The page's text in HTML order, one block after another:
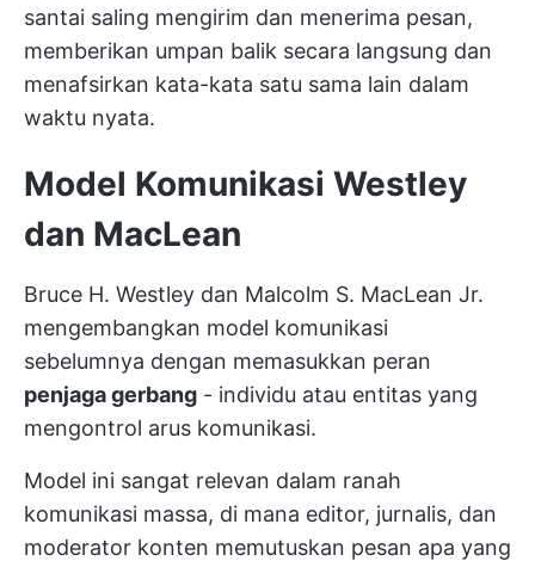
santai saling mengirim dan menerima pesan,
memberikan umpan balik secara langsung dan
menafsirkan kata-kata satu sama lain dalam
waktu nyata.
Model Komunikasi Westley
dan MacLean
Bruce H. Westley dan Malcolm S. MacLean Jr.
mengembangkan model komunikasi
sebelumnya dengan memasukkan peran
penjaga gerbang - individu atau entitas yang
mengontrol arus komunikasi.
Model ini sangat relevan dalam ranah
komunikasi massa, di mana editor, jurnalis, dan
moderator konten memutuskan pesan apa yang